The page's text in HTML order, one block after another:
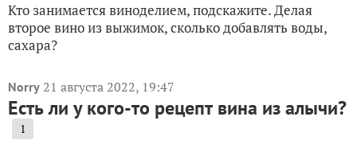
Кто занимается виноделием, подскажите. Делая
второе вино из выжимок, сколько добавлять воды,
сахара?
Norry 21 августа 2022, 19:47
Есть ли у кого-то рецепт вина из алычи?
1